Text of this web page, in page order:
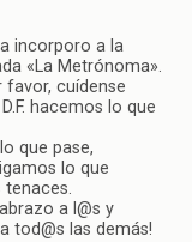
incorporo a la
«La Metrónoma».
cuídense
hacemos lo que
que pase,
lo que
a l@s y
tod@s las demás!